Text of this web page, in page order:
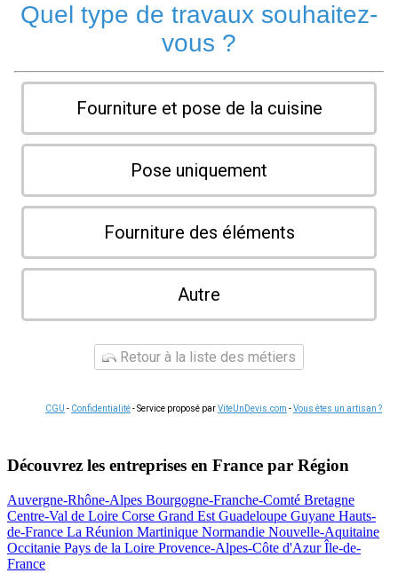
Quel type de travaux souhaitez-
vous ?
Fourniture et pose de la cuisine
Pose uniquement
Fourniture des éléments
Autre
Retour à la liste des métiers
CGU - Confidentialité- Service proposé parViteUnDevis.com -Vous êtes un artisan ?
Découvrez les entreprises en France par Région
Auvergne-Rhône-Alpes Bourgogne-Franche-Comté Bretagne
Centre-Val de Loire Corse Grand Est Guadeloupe Guyane Hauts-
de-France La Réunion Martinique Normandie Nouvelle-Aquitaine
Occitanie Pays de la Loire Provence-Alpes-Côte d'AzurÎle-de-
France